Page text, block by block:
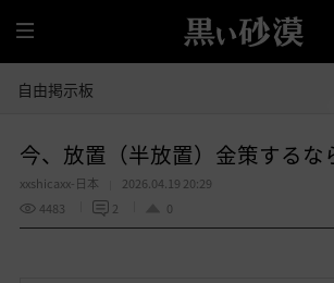
全
体
自由掲示板
今、放置（半放置）金策するな
xxshicaxx-日本
2026.04.19 20:29
4483
2 0